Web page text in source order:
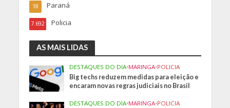
Paraná
18
Policia
7.692
AS MAIS LIDAS
DESTAQUES DO DIA•MARINGA•POLICIA
Big techs reduzem medidas para eleição e
encaram novas regras judiciais no Brasil
DESTAQUES DO DIA•MARINGA•POLICIA